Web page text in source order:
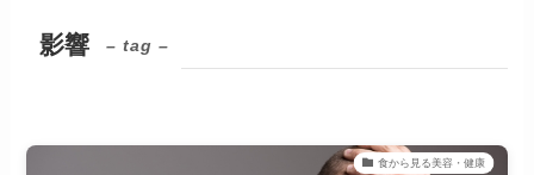
影響 – tag –
食から見る美容・健康